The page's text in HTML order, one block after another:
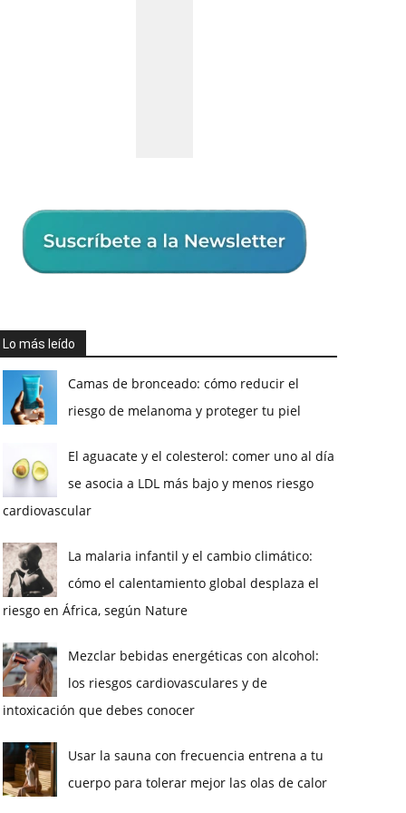
Lo más leído
Camas de bronceado: cómo reducir el
riesgo de melanoma y proteger tu piel
El aguacate y el colesterol: comer uno al día
se asocia a LDL más bajo y menos riesgo
cardiovascular
La malaria infantil y el cambio climático:
cómo el calentamiento global desplaza el
riesgo en África, según Nature
Mezclar bebidas energéticas con alcohol:
los riesgos cardiovasculares y de
intoxicación que debes conocer
Usar la sauna con frecuencia entrena a tu
cuerpo para tolerar mejor las olas de calor